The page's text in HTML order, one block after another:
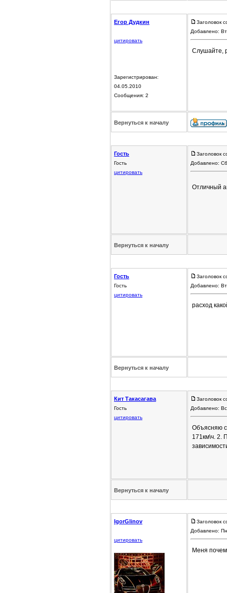
Егор Дудкин
цитировать
Зарегистрирован:
04.05.2010
Сообщения: 2
Заголовок
Добавлено:
Слушайте,
Вернуться к началу
Гость
Гость
цитировать
Заголовок
Добавлено:
Отличный
Вернуться к началу
Гость
Гость
цитировать
Заголовок
Добавлено:
расход
Вернуться к началу
Кит Такасагава
Гость
цитировать
Заголовок
Добавлено:
Объясняю
171км\ч. 2.
Вернуться к началу
IgorGlinov
цитировать
Заголовок
Добавлено:
Меня